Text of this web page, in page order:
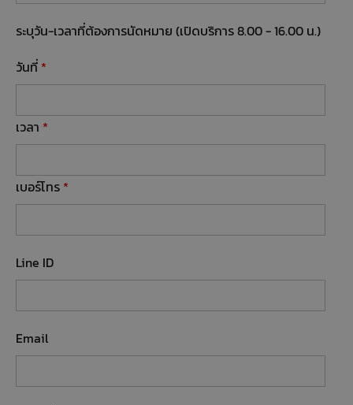
ระบุวัน-เวลาที่ต้องการนัดหมาย (เปิดบริการ 8.00 - 16.00 น.)
วันที่ *
เวลา *
เบอร์โทร *
Line ID
Email